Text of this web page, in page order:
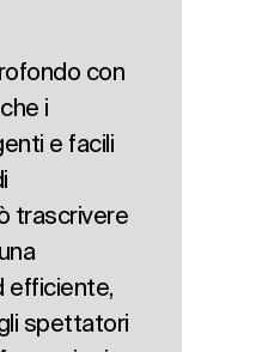
con
i
e facili
trascrivere
efficiente,
spettatori